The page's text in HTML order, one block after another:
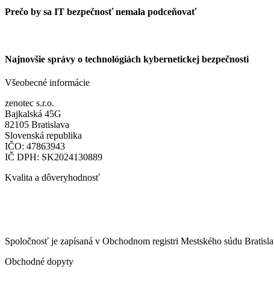
Prečo by sa IT bezpečnosť nemala podceňovať
Najnovšie správy o technológiách kybernetickej bezpečnosti​
Všeobecné informácie
zenotec s.r.o.
Bajkalská 45G
82105 Bratislava
Slovenská republika
IČO: 47863943
IČ DPH: SK2024130889
Kvalita a dôveryhodnosť
Spoločnosť je zapísaná v Obchodnom registri Mestského súdu
Obchodné dopyty